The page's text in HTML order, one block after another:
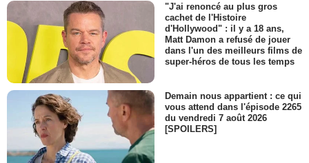
"J'ai renoncé au plus gros
cachet de l'Histoire
d'Hollywood" : il y a 18 ans,
Matt Damon a refusé de jouer
dans l'un des meilleurs films de
super-héros de tous les temps
Demain nous appartient : ce qui
vous attend dans l'épisode 2265
du vendredi 7 août 2026
[SPOILERS]